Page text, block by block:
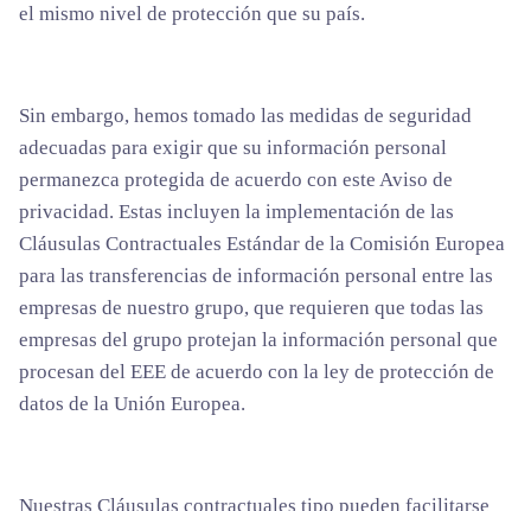
el mismo nivel de protección que su país.
Sin embargo, hemos tomado las medidas de seguridad
adecuadas para exigir que su información personal
permanezca protegida de acuerdo con este Aviso de
privacidad. Estas incluyen la implementación de las
Cláusulas Contractuales Estándar de la Comisión Europea
para las transferencias de información personal entre las
empresas de nuestro grupo, que requieren que todas las
empresas del grupo protejan la información personal que
procesan del EEE de acuerdo con la ley de protección de
datos de la Unión Europea.
Nuestras Cláusulas contractuales tipo pueden facilitarse